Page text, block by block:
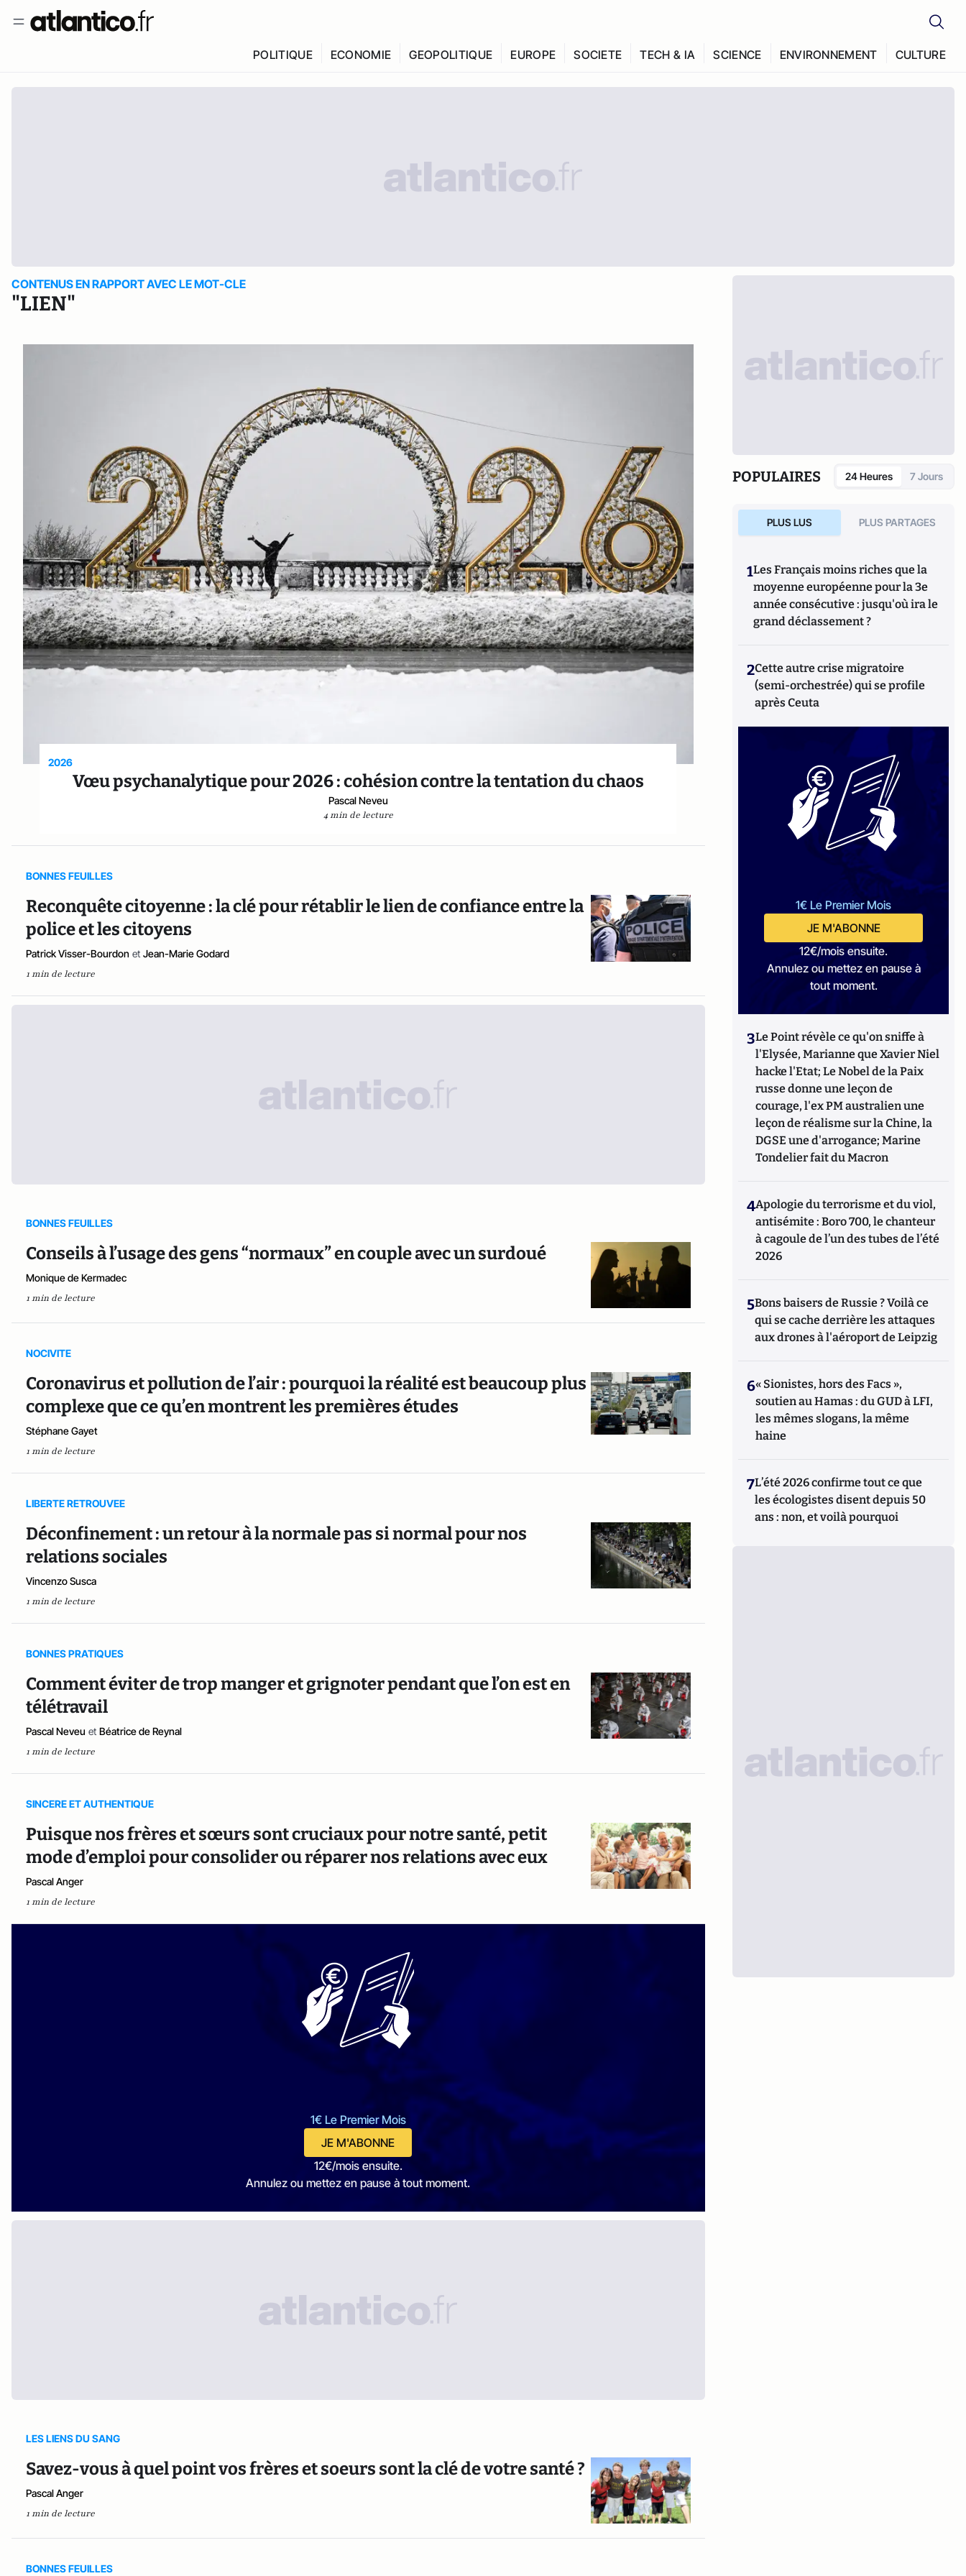
POLITIQUE ECONOMIE GEOPOLITIQUE EUROPE SOCIETE TECH & IA SCIENCE ENVIRONNEMENT CULTURE
CONTENUS EN RAPPORT AVEC LE MOT-CLE
"LIEN"
2026
Vœu psychanalytique pour 2026 : cohésion contre la tentation du chaos
Pascal Neveu
4 min de lecture
BONNES FEUILLES
Reconquête citoyenne : la clé pour rétablir le lien de confiance entre la
police et les citoyens
Patrick Visser-Bourdon et Jean-Marie Godard
1 min de lecture
BONNES FEUILLES
Conseils à l’usage des gens “normaux” en couple avec un surdoué
Monique de Kermadec
1 min de lecture
NOCIVITE
Coronavirus et pollution de l’air : pourquoi la réalité est beaucoup plus
complexe que ce qu’en montrent les premières études
Stéphane Gayet
1 min de lecture
LIBERTE RETROUVEE
Déconfinement : un retour à la normale pas si normal pour nos
relations sociales
Vincenzo Susca
1 min de lecture
BONNES PRATIQUES
Comment éviter de trop manger et grignoter pendant que l’on est en
télétravail
Pascal Neveu et Béatrice de Reynal
1 min de lecture
SINCERE ET AUTHENTIQUE
Puisque nos frères et sœurs sont cruciaux pour notre santé, petit
mode d’emploi pour consolider ou réparer nos relations avec eux
Pascal Anger
1 min de lecture
1€ Le Premier Mois
JE M'ABONNE
12€/mois ensuite.
Annulez ou mettez en pause à tout moment.
LES LIENS DU SANG
Savez-vous à quel point vos frères et soeurs sont la clé de votre santé ?
Pascal Anger
1 min de lecture
BONNES FEUILLES
POPULAIRES 24 Heures 7 Jours
PLUS LUS PLUS PARTAGES
1Les Français moins riches que la
moyenne européenne pour la 3e
année consécutive : jusqu'où ira le
grand déclassement ?
2Cette autre crise migratoire
(semi-orchestrée) qui se profile
après Ceuta
1€ Le Premier Mois
JE M'ABONNE
12€/mois ensuite.
Annulez ou mettez en pause à
tout moment.
3Le Point révèle ce qu'on sniffe à
l'Elysée, Marianne que Xavier Niel
hacke l'Etat; Le Nobel de la Paix
russe donne une leçon de
courage, l'ex PM australien une
leçon de réalisme sur la Chine, la
DGSE une d'arrogance; Marine
Tondelier fait du Macron
4Apologie du terrorisme et du viol,
antisémite : Boro 700, le chanteur
à cagoule de l’un des tubes de l’été
2026
5Bons baisers de Russie ? Voilà ce
qui se cache derrière les attaques
aux drones à l'aéroport de Leipzig
6« Sionistes, hors des Facs »,
soutien au Hamas : du GUD à LFI,
les mêmes slogans, la même
haine
7L’été 2026 confirme tout ce que
les écologistes disent depuis 50
ans : non, et voilà pourquoi